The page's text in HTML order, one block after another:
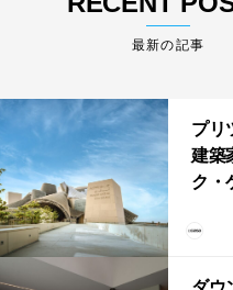
最新の記事
プリ
建築
ク・
ム・